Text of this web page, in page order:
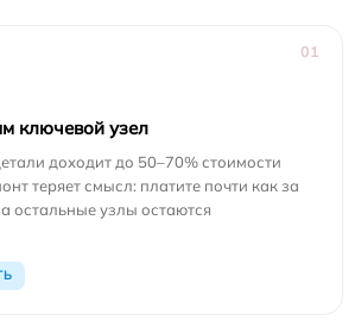
01
ключевой узел
доходит до 50–70% стоимости
теряет смысл: платите почти как за
остальные узлы остаются